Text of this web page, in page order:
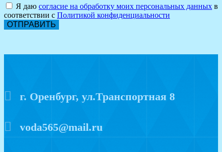
Я даю согласие на обработку моих персональных данных в
соответствии с Политикой конфиденциальности
ОТПРАВИТЬ
г. Оренбург, ул.Транспортная 8
voda565@mail.ru